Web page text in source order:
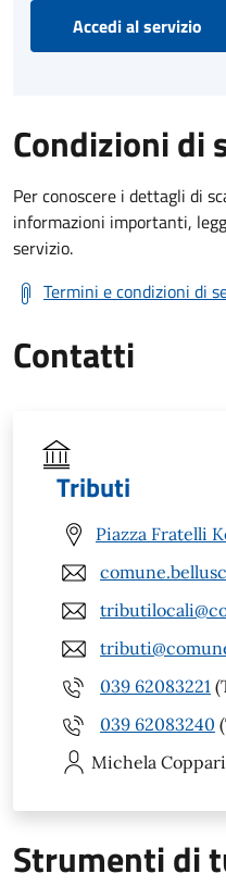
Accedi al servizio
Condizioni di
Per conoscere i dettagli di
informazioni importanti,
servizio.
Termini e condizioni di
Contatti
Tributi
Piazza Fratelli
039 62083221
039 62083240
Michela Coppari
Strumenti di